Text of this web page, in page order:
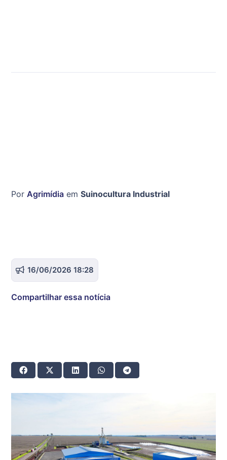
Por Agrimídia em Suinocultura Industrial
16/06/2026 18:28
Compartilhar essa notícia